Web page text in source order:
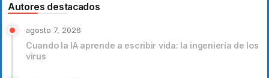
Autores destacados
agosto 7, 2026
Cuando la IA aprende a escribir vida: la ingeniería de los
virus